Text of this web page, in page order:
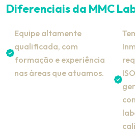
Diferenciais da MMC
Equipe altamente
qualificada, com
formação e experiência
nas áreas que atuamos.